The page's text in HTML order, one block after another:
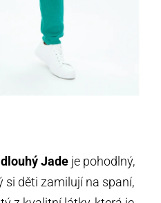
Jade je pohodlný,
si děti zamilují na spaní,